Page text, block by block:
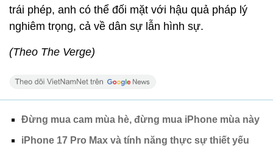
trái phép, anh có thể đối mặt với hậu quả pháp lý
nghiêm trọng, cả về dân sự lẫn hình sự.
(Theo The Verge)
Đừng mua cam mùa hè, đừng mua iPhone mùa này
iPhone 17 Pro Max và tính năng thực sự thiết yếu